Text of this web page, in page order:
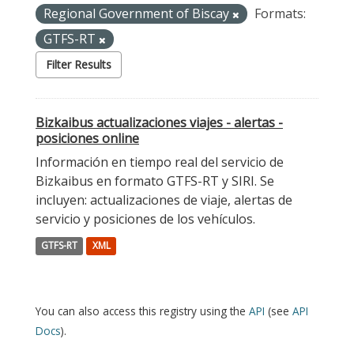
Regional Government of Biscay
Formats:
GTFS-RT
Filter Results
Bizkaibus actualizaciones viajes - alertas -
posiciones online
Información en tiempo real del servicio de
Bizkaibus en formato GTFS-RT y SIRI. Se
incluyen: actualizaciones de viaje, alertas de
servicio y posiciones de los vehículos.
GTFS-RT XML
You can also access this registry using the API (see API
Docs).